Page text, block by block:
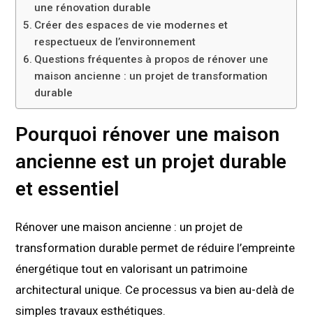
une rénovation durable
Créer des espaces de vie modernes et
respectueux de l’environnement
Questions fréquentes à propos de rénover une
maison ancienne : un projet de transformation
durable
Pourquoi rénover une maison
ancienne est un projet durable
et essentiel
Rénover une maison ancienne : un projet de
transformation durable permet de réduire l’empreinte
énergétique tout en valorisant un patrimoine
architectural unique. Ce processus va bien au-delà de
simples travaux esthétiques.